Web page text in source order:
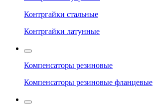
Контргайки стальные
Контргайки латунные
Компенсаторы резиновые
Компенсаторы резиновые фланцевые